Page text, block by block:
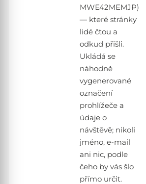
MWE42MEMJP)
— které stránky
lidé čtou a
odkud přišli.
Ukládá se
náhodně
vygenerované
označení
prohlížeče a
údaje o
návštěvě; nikoli
jméno, e-mail
ani nic, podle
čeho by vás šlo
přímo určit.